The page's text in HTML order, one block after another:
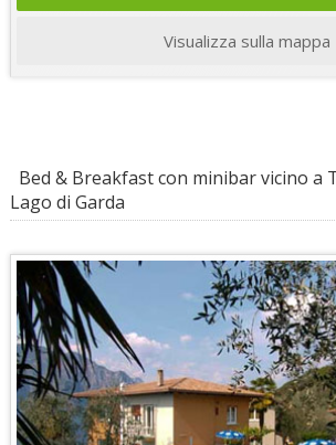
Visualizza sulla mappa
Bed & Breakfast con minibar vicino a
Lago di Garda